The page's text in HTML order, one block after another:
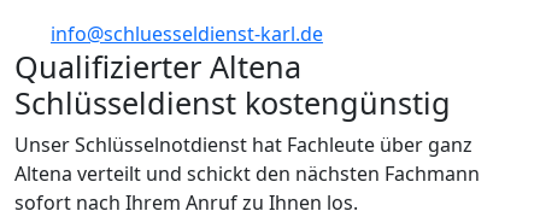
info@schluesseldienst-karl.de
Qualifizierter Altena
Schlüsseldienst kostengünstig
Unser Schlüsselnotdienst hat Fachleute über ganz
Altena verteilt und schickt den nächsten Fachmann
sofort nach Ihrem Anruf zu Ihnen los.